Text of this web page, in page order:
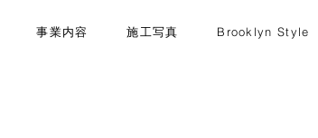
事業内容 施工写真 Brooklyn Style